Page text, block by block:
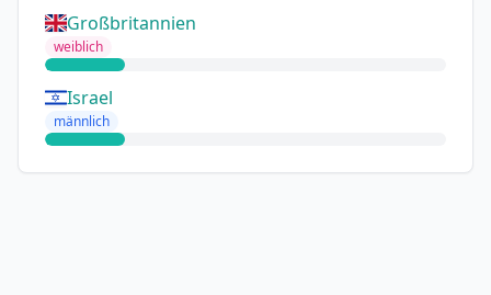
Großbritannien
weiblich
Israel
männlich